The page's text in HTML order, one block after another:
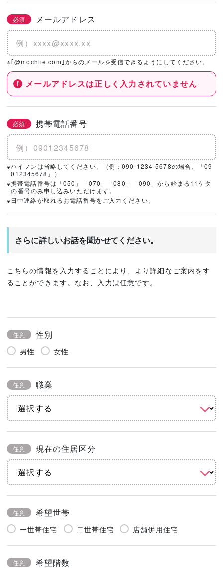
必須 メールアドレス
※｢@mochiie.com｣からのメールを受信できるようにしてください。
メールアドレスは正しく入力されていません
必須 携帯電話番号
※ハイフンは省略してください。（例：090-1234-5678の場合、「09
012345678」）
※携帯電話番号は「050」「070」「080」「090」から始まる11ケタ
の番号のみ申し込みいただけます。
※日中連絡が取れるお電話番号をご入力ください。
さらに詳しいお話を聞かせてください。
こちらの情報を入力することにより、より詳細なご案内をす
ることができます。なお、入力は任意です。
任意 性別
男性 女性
任意 職業
任意 現在の住居区分
任意 希望世帯
一世帯住宅 二世帯住宅 店舗併用住宅
任意 希望階数